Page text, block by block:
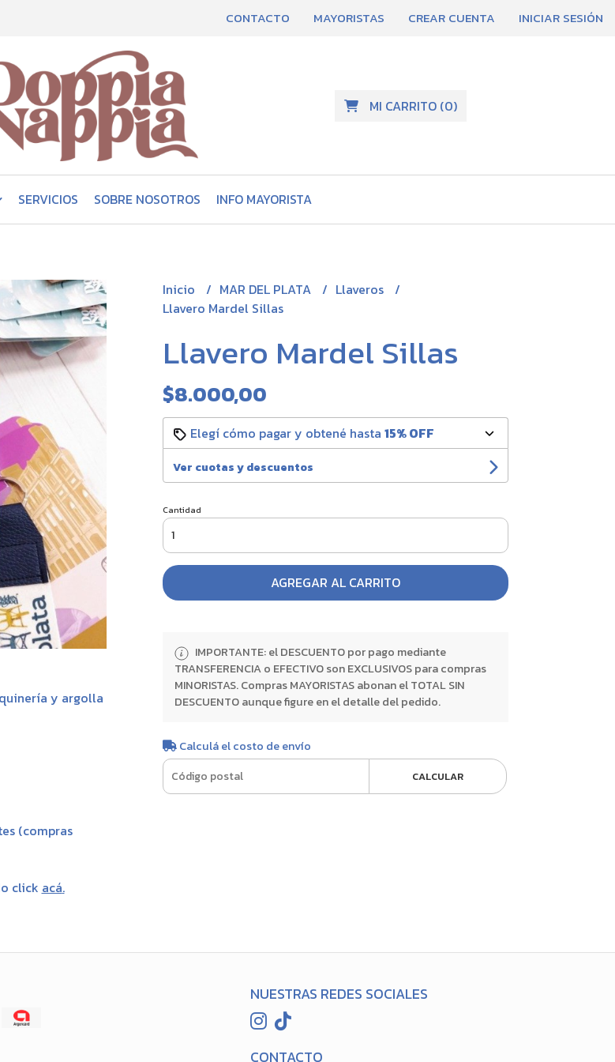
CONTACTO MAYORISTAS CREAR CUENTA INICIAR SESIÓN
MI CARRITO(0)
SERVICIOS SOBRE NOSOTROS INFO MAYORISTA
y argolla
(compras
click acá.
Inicio MAR DEL PLATA
Llaveros
Llavero Mardel Sillas
Llavero Mardel Sillas
$8.000,00
Elegí cómo pagar y obtené hasta 15% OFF
Ver cuotas y descuentos
Cantidad
AGREGAR AL CARRITO
IMPORTANTE: el DESCUENTO por pago mediante
TRANSFERENCIA o EFECTIVO son EXCLUSIVOS para compras
MINORISTAS. Compras MAYORISTAS abonan el TOTAL SIN
DESCUENTO aunque figure en el detalle del pedido.
Calculá el costo de envío
CALCULAR
NUESTRAS REDES SOCIALES
CONTACTO